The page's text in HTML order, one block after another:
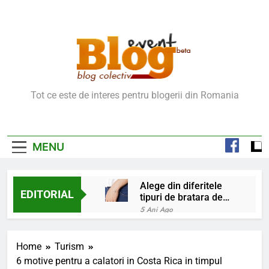
Blog Event – Cu Si
Tot ce este de interes pentru blogerii din Romania
MENU
EDITORIAL
Alege din diferitele
tipuri de bratara de
argint
5 Ani Ago
Home
Turism
6 motive pentru a calatori in Costa Rica in timpul